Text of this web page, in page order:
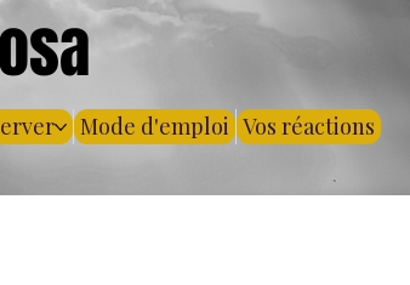
Mode d'emploi Vos réactions